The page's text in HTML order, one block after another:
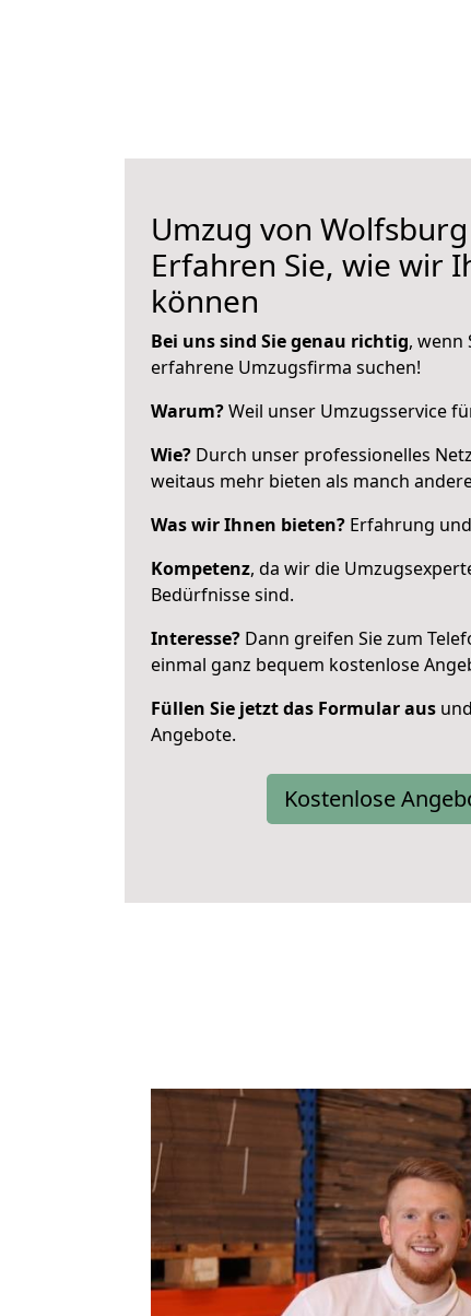
Umzug von
Erfahren Sie, wie wir
können
Bei uns sind Sie genau richtig, wenn
erfahrene Umzugsfirma suchen!
Warum?Weil unser Umzugsservice
Wie? Durch unser professionelles
weitaus mehr bieten als manch
Was wir Ihnen bieten? Erfahrung
Kompetenz, da wir die
Bedürfnisse sind.
Interesse? Dann greifen Sie zum
einmal ganz bequem kostenlose
Füllen Sie jetzt das Formular aus
Angebote.
Kostenlose